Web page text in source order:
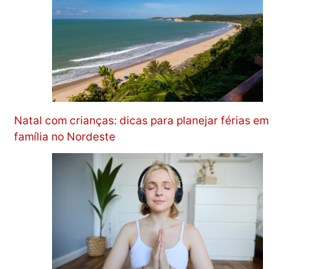
Natal com crianças: dicas para planejar férias em
família no Nordeste